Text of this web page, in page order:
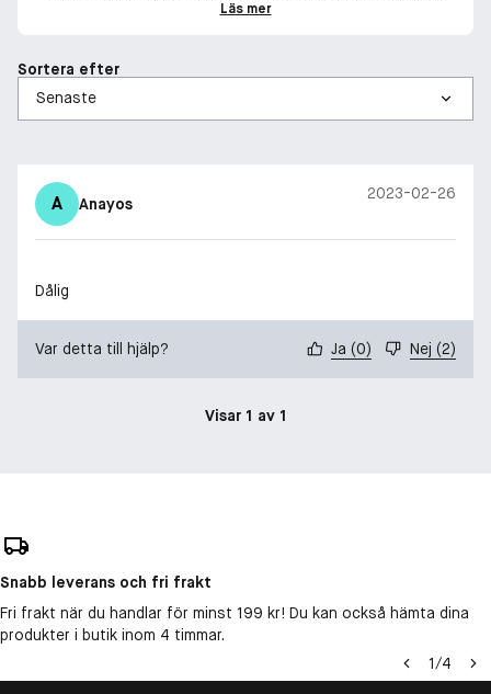
Läs mer
Sortera efter
A Anayos
2023-02-26
Dålig
Var detta till hjälp? Ja (0) Nej (2)
Visar 1 av 1
Snabb leverans och fri frakt
Fri frakt när du handlar för minst 199 kr! Du kan också hämta dina
produkter i butik inom 4 timmar.
1/4